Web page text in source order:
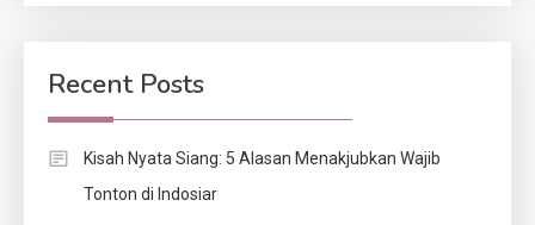
Recent Posts
Kisah Nyata Siang: 5 Alasan Menakjubkan Wajib
Tonton di Indosiar